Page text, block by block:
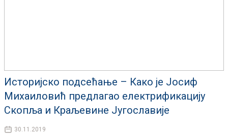
Историјско подсећање – Како је Јосиф
Михаиловић предлагао електрификацију
Скопља и Краљевине Jугославије
30.11.2019